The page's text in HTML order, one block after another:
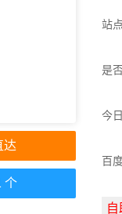
站
是
今
百
达
个